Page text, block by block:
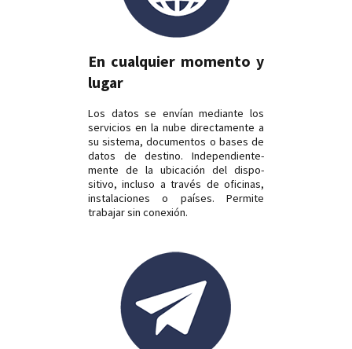
En cualquier momento y
lugar
Los datos se envían mediante los
servicios en la nube directamente a
su sistema, documentos o bases de
datos de destino. Independiente­
mente de la ubicación del dispo­
sitivo, incluso a través de oficinas,
instalaciones o países. Permite
traba­jar sin conexión.